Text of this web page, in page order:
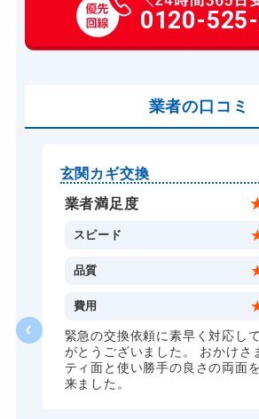
玄関カギ作成
玄関カギ交換
バイクカギ開け
スーツケースカギ開け
スーツケースカギ作成
金庫カギ開け
金庫カギ修理
ドアノブカギ開け
ドアノブカギ作成
0120-
業者の口コミ
玄関カギ交換
業者満足度
スピード
品質
費用
緊急の交換依頼に素早く対応し
がとうございました。 おかけさ
ティ面と使い勝手の良さの両面
来ました。